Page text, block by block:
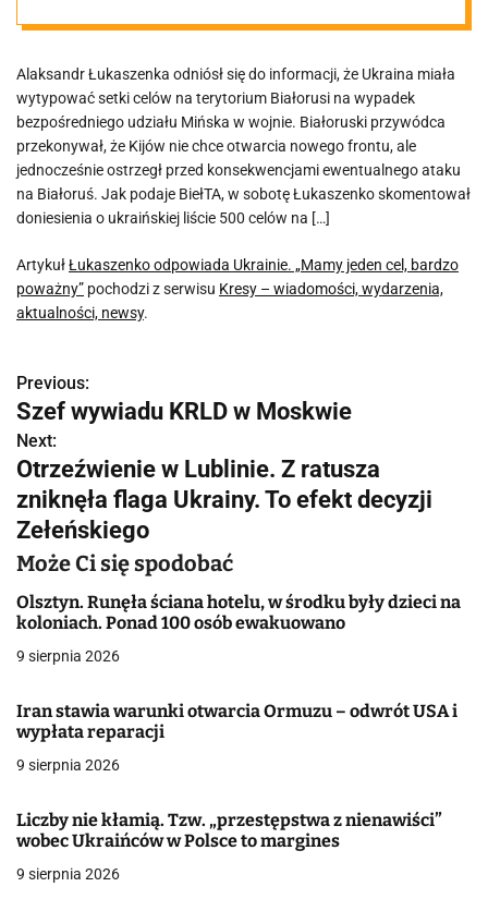
cel, bardzo
poważny”
Alaksandr Łukaszenka odniósł się do informacji, że Ukraina miała
wytypować setki celów na terytorium Białorusi na wypadek
bezpośredniego udziału Mińska w wojnie. Białoruski przywódca
przekonywał, że Kijów nie chce otwarcia nowego frontu, ale
jednocześnie ostrzegł przed konsekwencjami ewentualnego ataku
na Białoruś. Jak podaje BiełTA, w sobotę Łukaszenko skomentował
doniesienia o ukraińskiej liście 500 celów na […]
ArtykułŁukaszenko odpowiada Ukrainie. „Mamy jeden cel, bardzo
poważny” pochodzi z serwisu Kresy – wiadomości, wydarzenia,
aktualności, newsy.
N
a
w
i
g
a
c
a
w
i
s
Previous:
Szef wywiadu KRLD w Moskwie
Next:
Otrzeźwienie w Lublinie. Z ratusza
zniknęła flaga Ukrainy. To efekt decyzji
Zełeńskiego
Może Ci się spodobać
Olsztyn. Runęła ściana hotelu, w środku były dzieci na
koloniach. Ponad 100 osób ewakuowano
9 sierpnia 2026
Iran stawia warunki otwarcia Ormuzu – odwrót USA i
wypłata reparacji
9 sierpnia 2026
Liczby nie kłamią. Tzw. „przestępstwa z nienawiści”
wobec Ukraińców w Polsce to margines
9 sierpnia 2026